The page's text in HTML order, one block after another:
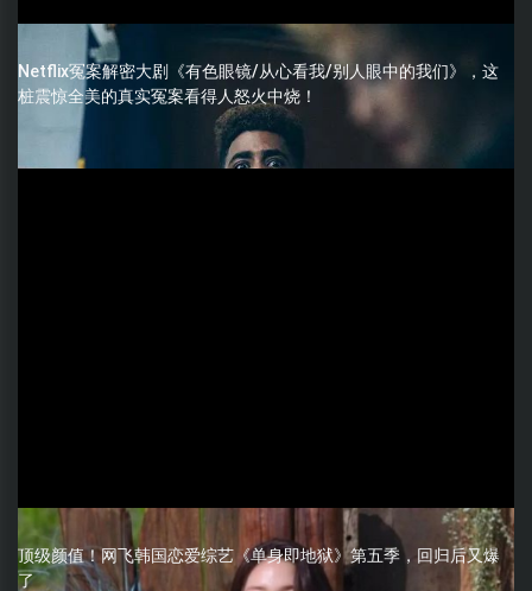
Netflix冤案解密大剧《有色眼镜/从心看我/别人眼中的我们》，这
桩震惊全美的真实冤案看得人怒火中烧！
顶级颜值！网飞韩国恋爱综艺《单身即地狱》第五季，回归后又爆
了